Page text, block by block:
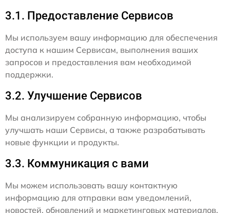
3.1. Предоставление Сервисов
Мы используем вашу информацию для обеспечения
доступа к нашим Сервисам, выполнения ваших
запросов и предоставления вам необходимой
поддержки.
3.2. Улучшение Сервисов
Мы анализируем собранную информацию, чтобы
улучшать наши Сервисы, а также разрабатывать
новые функции и продукты.
3.3. Коммуникация с вами
Мы можем использовать вашу контактную
информацию для отправки вам уведомлений,
новостей, обновлений и маркетинговых материалов,